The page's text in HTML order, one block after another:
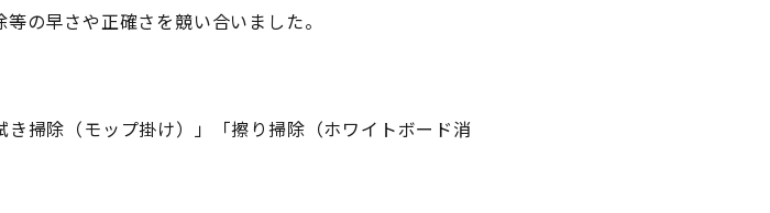
の早さや正確さを競い合いました。
掃除（モップ掛け）」「擦り掃除（ホワイトボード消